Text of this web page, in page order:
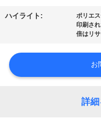
つ
て
ハイライト: ポリエ
印刷さ
倍はリ
お
詳